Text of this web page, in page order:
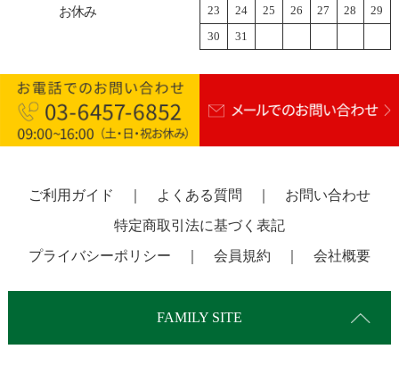
お休み
23 24 25 26 27 28 29
30 31
ご利用ガイド よくある質問
お問い合わせ
特定商取引法に基づく表記
プライバシーポリシー
会員規約 会社概要
FAMILY SITE